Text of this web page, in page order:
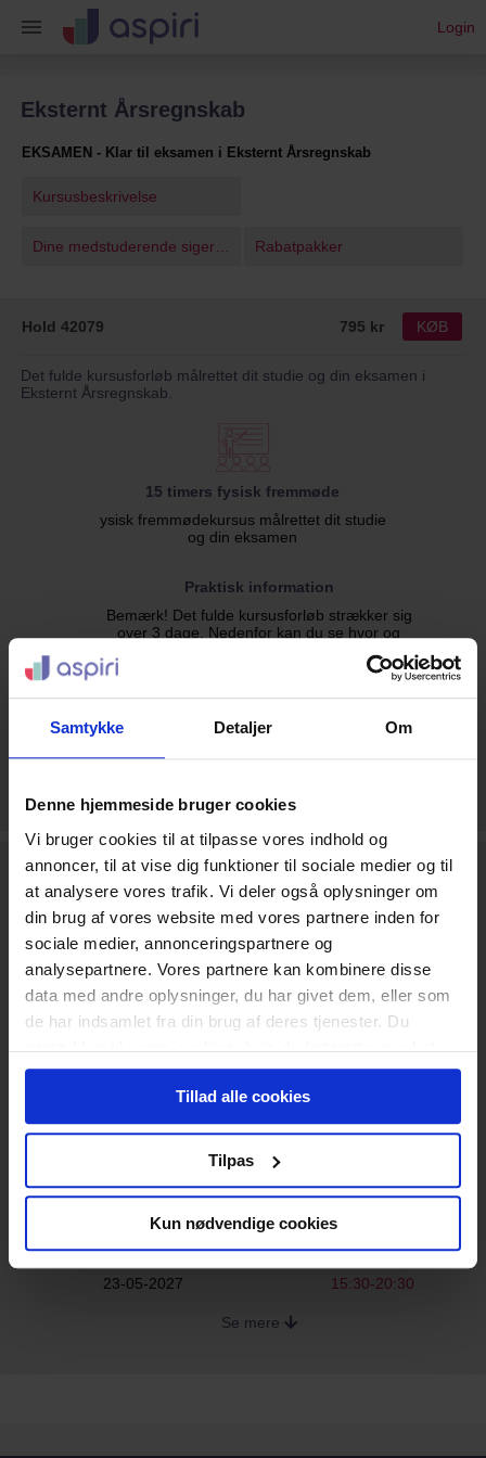
Samtykke Detaljer Om
Denne hjemmeside bruger cookies
Vi bruger cookies til at tilpasse vores indhold og
annoncer, til at vise dig funktioner til sociale medier og til
at analysere vores trafik. Vi deler også oplysninger om
din brug af vores website med vores partnere inden for
sociale medier, annonceringspartnere og
analysepartnere. Vores partnere kan kombinere disse
data med andre oplysninger, du har givet dem, eller som
de har indsamlet fra din brug af deres tjenester. Du
samtykker til vores cookies, hvis du fortsætter med at
anvende vores hjemmeside.
Tillad alle cookies
Tilpas
Kun nødvendige cookies
Login
Eksternt Årsregnskab
EKSAMEN - Klar til eksamen i Eksternt Årsregnskab
Kursusbeskrivelse
Dine medstuderende siger… Rabatpakker
Hold 42079 795 kr KØB
Det fulde kursusforløb målrettet dit studie og din eksamen i
Eksternt Årsregnskab.
15 timers fysisk fremmøde
ysisk fremmødekursus målrettet dit studie
og din eksamen
Praktisk information
Bemærk! Det fulde kursusforløb strækker sig
over 3 dage. Nedenfor kan du se hvor og
Dato
Tidspunkt
21-05-2027
09:00-14:00
22-05-2027
09:00-14:00
Hold 42603 795 kr KØB
Det fulde kursusforløb målrettet dit studie og din eksamen i
Eksternt Årsregnskab.
15 timers fysisk fremmøde
Praktisk information
Bemærk! Det fulde kursusforløb strækker sig
hvornår fremmødedelen af kurset afholdes:
23-05-2027
15:30-20:30
Se mere